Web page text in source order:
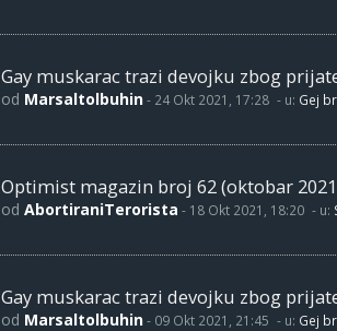
Gay muskarac trazi devojku zbog
od Marsaltolbuhin- 24 Okt 2021, 17:28 - u: Gej
Optimist magazin broj 62 (oktobar
od AbortiraniTerorista - 18 Okt 2021, 18:20 - u:
Gay muskarac trazi devojku zbog
od Marsaltolbuhin- 09 Okt 2021, 21:45 - u: Gej